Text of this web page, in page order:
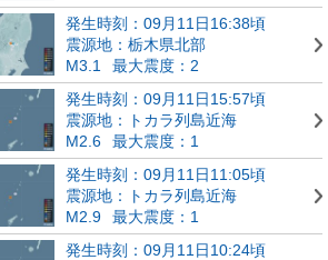
発生時刻：09月11日16:38頃
震源地：栃木県北部
M3.1
最大震度：2
発生時刻：09月11日15:57頃
震源地：トカラ列島近海
M2.6
最大震度：1
発生時刻：09月11日11:05頃
震源地：トカラ列島近海
M2.9
最大震度：1
発生時刻：09月11日10:24頃